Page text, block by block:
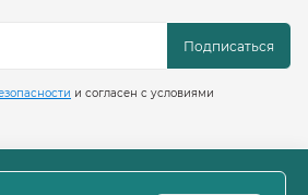
Подписаться
и согласен с условиями